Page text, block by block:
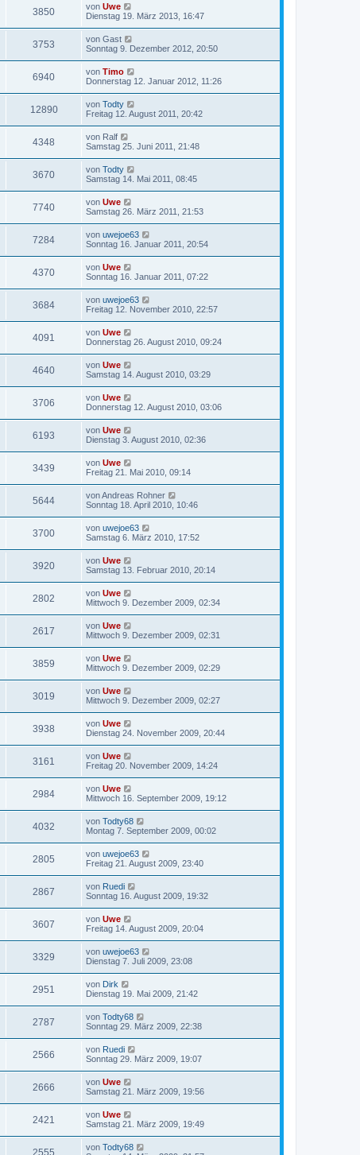
3850 von Uwe
Dienstag 19. März 2013, 16:47
3753 von Gast
Sonntag 9. Dezember 2012, 20:50
6940 von Timo
Donnerstag 12. Januar 2012, 11:26
12890 von Todty
Freitag 12. August 2011, 20:42
4348 von Ralf
Samstag 25. Juni 2011, 21:48
3670 von Todty
Samstag 14. Mai 2011, 08:45
7740 von Uwe
Samstag 26. März 2011, 21:53
7284 von uwejoe63
Sonntag 16. Januar 2011, 20:54
4370 von Uwe
Sonntag 16. Januar 2011, 07:22
3684 von uwejoe63
Freitag 12. November 2010, 22:57
4091 von Uwe
Donnerstag 26. August 2010, 09:24
4640 von Uwe
Samstag 14. August 2010, 03:29
3706 von Uwe
Donnerstag 12. August 2010, 03:06
6193 von Uwe
Dienstag 3. August 2010, 02:36
3439 von Uwe
Freitag 21. Mai 2010, 09:14
5644 vonAndreas Rohner
Sonntag 18. April 2010, 10:46
3700 von uwejoe63
Samstag 6. März 2010, 17:52
3920 von Uwe
Samstag 13. Februar 2010, 20:14
2802 von Uwe
Mittwoch 9. Dezember 2009, 02:34
2617 von Uwe
Mittwoch 9. Dezember 2009, 02:31
3859 von Uwe
Mittwoch 9. Dezember 2009, 02:29
3019 von Uwe
Mittwoch 9. Dezember 2009, 02:27
3938 von Uwe
Dienstag 24. November 2009, 20:44
3161 von Uwe
Freitag 20. November 2009, 14:24
2984 von Uwe
Mittwoch 16. September 2009, 19:12
4032 von Todty68
Montag 7. September 2009, 00:02
2805 von uwejoe63
Freitag 21. August 2009, 23:40
2867 von Ruedi
Sonntag 16. August 2009, 19:32
3607 von Uwe
Freitag 14. August 2009, 20:04
3329 von uwejoe63
Dienstag 7. Juli 2009, 23:08
2951 von Dirk
Dienstag 19. Mai 2009, 21:42
2787 von Todty68
Sonntag 29. März 2009, 22:38
2566 von Ruedi
Sonntag 29. März 2009, 19:07
2666 von Uwe
Samstag 21. März 2009, 19:56
2421 von Uwe
Samstag 21. März 2009, 19:49
2555 von Todty68